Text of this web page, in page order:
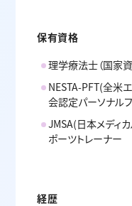
保有資格
理学療法士（国家資
NESTA-PFT(全米
会認定パーソナル
JMSA(日本メディ
ポーツトレーナー
経歴